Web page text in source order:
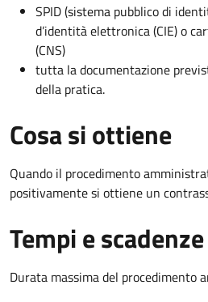
SPID (sistema pubblico di
d’identità elettronica (CIE) o
(CNS)
tutta la documentazione
della pratica.
Cosa si ottiene
Quando il procedimento
positivamente si ottiene un
Tempi e scadenze
Durata massima del procedimento